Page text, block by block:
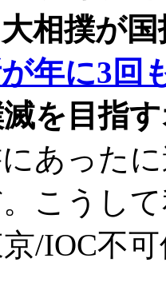
相撲が
年に3回
を目指
あった
こうし
/IOC不